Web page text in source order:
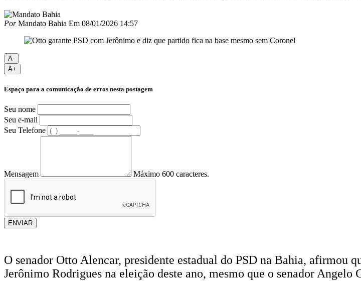
PorMandato Bahia Em 08/01/2026 14:57
A-
A+
Espaço para a comunicação de erros nesta postagem
Seu nome
Seu e-mail
Seu Telefone
Mensagem Máximo 600 caracteres.
ENVIAR
O senador Otto Alencar, presidente estadual do PSD na Bahia, afirmou
Jerônimo Rodrigues na eleição deste ano, mesmo que o senador